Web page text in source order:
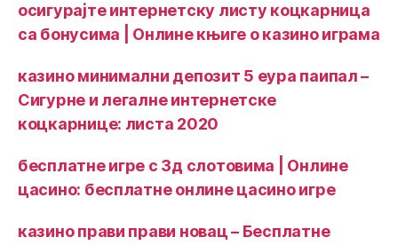
осигурајте интернетску листу коцкарница
са бонусима | Онлине књиге о казино играма
казино минимални депозит 5 еура паипал –
Сигурне и легалне интернетске
коцкарнице: листа 2020
бесплатне игре с 3д слотовима | Онлине
цасино: бесплатне онлине цасино игре
казино прави прави новац – Бесплатне